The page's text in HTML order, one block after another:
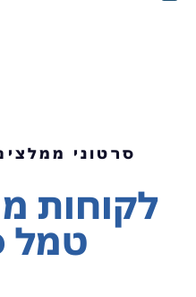
סרטוני
לקוחות
טמל